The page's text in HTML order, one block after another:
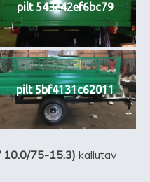
pilt 543c42ef6bc79
pilt 5bf4131c62011
10.0/75-15.3) kallutav